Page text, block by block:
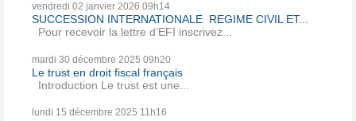
vendredi 02 janvier 2026 09h14
SUCCESSION INTERNATIONALE REGIME CIVIL ET...
Pour recevoir la lettre d’EFI inscrivez...
mardi 30 décembre 2025 09h20
Le trust en droit fiscal français
Introduction Le trust est une...
lundi 15 décembre 2025 11h16